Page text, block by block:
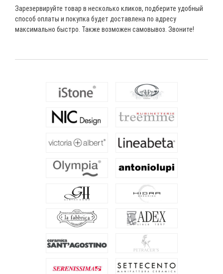
Зарезервируйте товар в несколько кликов, подберите удобный
способ оплаты и покупка будет доставлена по адресу
максимально быстро. Также возможен самовывоз. Звоните!